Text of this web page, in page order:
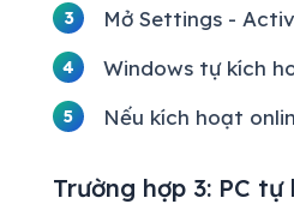
Mở Settings -
Windows tự kích
Nếu kích hoạt
Trường hợp 3: PC